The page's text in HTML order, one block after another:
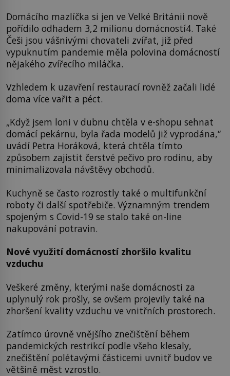
Domácího mazlíčka si jen ve Velké Británii nově
pořídilo odhadem 3,2 milionu domácností4. Také
Češi jsou vášnivými chovateli zvířat, již před
vypuknutím pandemie měla polovina domácností
nějakého zvířecího miláčka.
Vzhledem k uzavření restaurací rovněž začali lidé
doma více vařit a péct.
„Když jsem loni v dubnu chtěla v e-shopu sehnat
domácí pekárnu, byla řada modelů již vyprodána,“
uvádí Petra Horáková, která chtěla tímto
způsobem zajistit čerstvé pečivo pro rodinu, aby
minimalizovala návštěvy obchodů.
Kuchyně se často rozrostly také o multifunkční
roboty či další spotřebiče. Významným trendem
spojeným s Covid-19 se stalo také on-line
nakupování potravin.
Nové využití domácností zhoršilo kvalitu
vzduchu
Veškeré změny, kterými naše domácnosti za
uplynulý rok prošly, se ovšem projevily také na
zhoršení kvality vzduchu ve vnitřních prostorech.
Zatímco úrovně vnějšího znečištění během
pandemických restrikcí podle všeho klesaly,
znečištění polétavými částicemi uvnitř budov ve
většině měst vzrostlo.